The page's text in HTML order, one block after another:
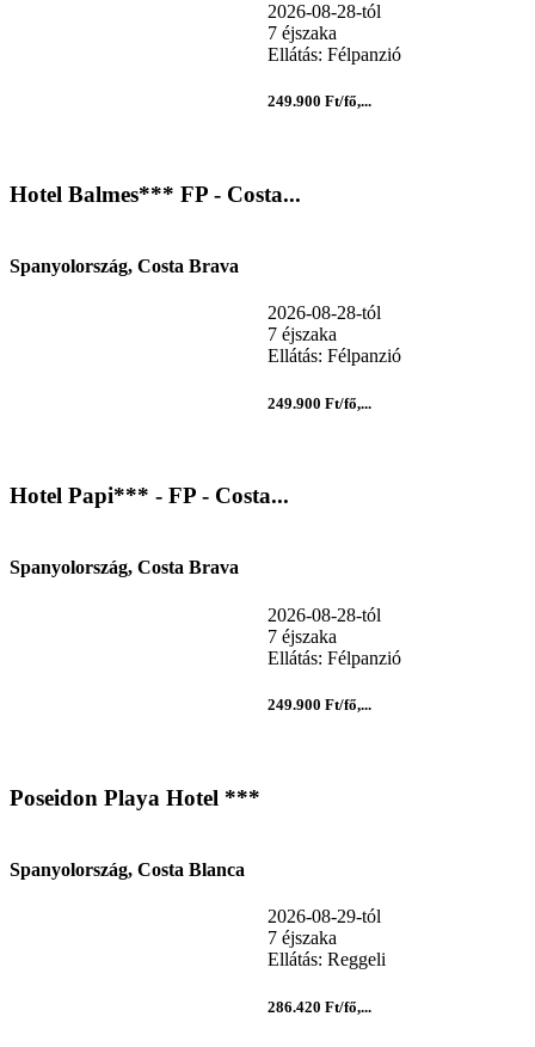
2026-08-28-tól
7 éjszaka
Ellátás: Félpanzió
249.900 Ft/fő,...
Hotel Balmes*** FP - Costa...
Spanyolország, Costa Brava
2026-08-28-tól
7 éjszaka
Ellátás: Félpanzió
249.900 Ft/fő,...
Hotel Papi*** - FP - Costa...
Spanyolország, Costa Brava
2026-08-28-tól
7 éjszaka
Ellátás: Félpanzió
249.900 Ft/fő,...
Poseidon Playa Hotel ***
Spanyolország, Costa Blanca
2026-08-29-tól
7 éjszaka
Ellátás: Reggeli
286.420 Ft/fő,...